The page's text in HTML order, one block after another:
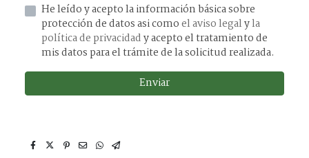
He leído y acepto la información básica sobre
protección de datos asi comoel aviso legalyla
política de privacidady acepto el tratamiento de
mis datos para el trámite de la solicitud realizada.
Enviar